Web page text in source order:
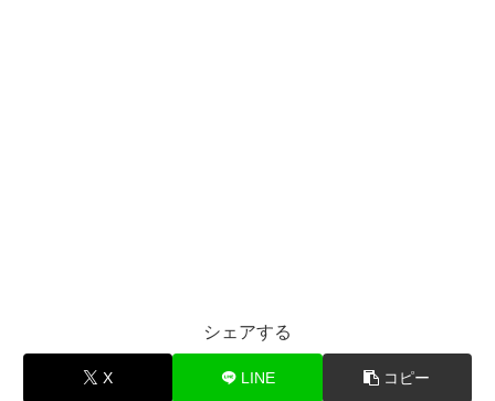
シェアする
X LINE コピー